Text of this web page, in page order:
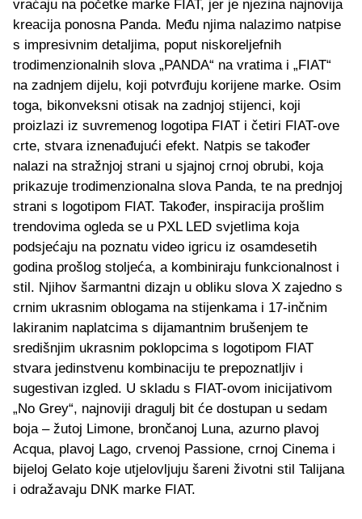
vraćaju na početke marke FIAT, jer je njezina najnovija
kreacija ponosna Panda. Među njima nalazimo natpise
s impresivnim detaljima, poput niskoreljefnih
trodimenzionalnih slova „PANDA“ na vratima i „FIAT“
na zadnjem dijelu, koji potvrđuju korijene marke. Osim
toga, bikonveksni otisak na zadnjoj stijenci, koji
proizlazi iz suvremenog logotipa FIAT i četiri FIAT-ove
crte, stvara iznenađujući efekt. Natpis se također
nalazi na stražnjoj strani u sjajnoj crnoj obrubi, koja
prikazuje trodimenzionalna slova Panda, te na prednjoj
strani s logotipom FIAT. Također, inspiracija prošlim
trendovima ogleda se u PXL LED svjetlima koja
podsjećaju na poznatu video igricu iz osamdesetih
godina prošlog stoljeća, a kombiniraju funkcionalnost i
stil. Njihov šarmantni dizajn u obliku slova X zajedno s
crnim ukrasnim oblogama na stijenkama i 17-inčnim
lakiranim naplatcima s dijamantnim brušenjem te
središnjim ukrasnim poklopcima s logotipom FIAT
stvara jedinstvenu kombinaciju te prepoznatljiv i
sugestivan izgled. U skladu s FIAT-ovom inicijativom
„No Grey“, najnoviji dragulj bit će dostupan u sedam
boja – žutoj Limone, brončanoj Luna, azurno plavoj
Acqua, plavoj Lago, crvenoj Passione, crnoj Cinema i
bijeloj Gelato koje utjelovljuju šareni životni stil Talijana
i odražavaju DNK marke FIAT.